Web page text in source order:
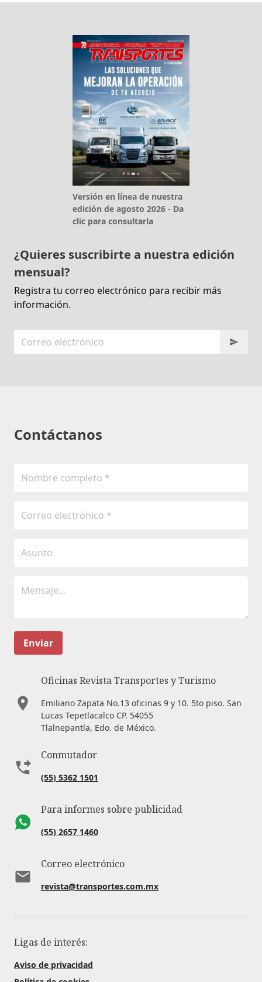
Versión en línea de nuestra
edición de agosto 2026 - Da
clic para consultarla
¿Quieres suscribirte a nuestra edición
mensual?
Registra tu correo electrónico para recibir más
información.
Contáctanos
Enviar
Oficinas Revista Transportes y Turismo
Emiliano Zapata No.13 oficinas 9 y 10. 5to piso. San
Lucas Tepetlacalco CP. 54055
Tlalnepantla, Edo. de México.
Conmutador
(55) 5362 1501
Para informes sobre publicidad
(55) 2657 1460
Correo electrónico
revista@transportes.com.mx
Ligas de interés:
Aviso de privacidad